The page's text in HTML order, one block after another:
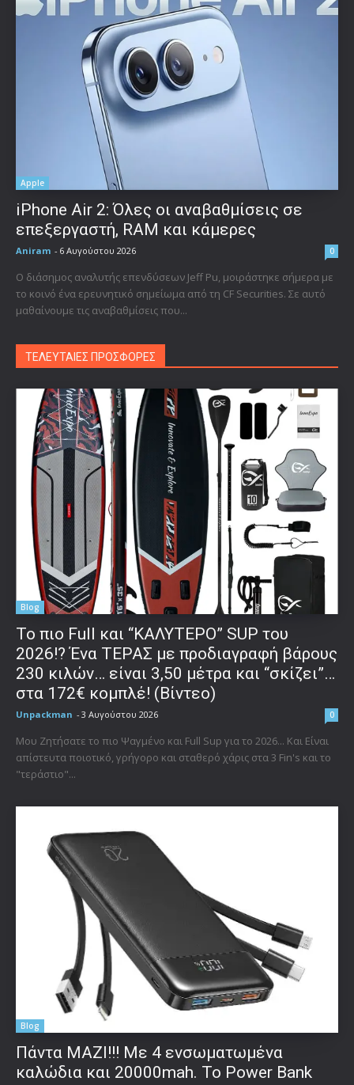
Apple
iPhone Air 2: Όλες οι αναβαθμίσεις σε
επεξεργαστή, RAM και κάμερες
Aniram - 6 Αυγούστου 2026 0
Ο διάσημος αναλυτής επενδύσεων Jeff Pu, μοιράστηκε σήμερα με
το κοινό ένα ερευνητικό σημείωμα από τη CF Securities. Σε αυτό
μαθαίνουμε τις αναβαθμίσεις που...
ΤΕΛΕΥΤΑΙΕΣ ΠΡΟΣΦΟΡΕΣ
Blog
To πιο Full και “ΚΑΛΥΤΕΡΟ” SUP του
2026!? Ένα ΤΕΡΑΣ με προδιαγραφή βάρους
230 κιλών… είναι 3,50 μέτρα και “σκίζει”…
στα 172€ κομπλέ! (Βίντεο)
Unpackman - 3 Αυγούστου 2026 0
Μου Ζητήσατε το πιο Ψαγμένο και Full Sup για το 2026... Και Είναι
απίστευτα ποιοτικό, γρήγορο και σταθερό χάρις στα 3 Fin's και το
"τεράστιο"...
Blog
Πάντα ΜΑΖΙ!!! Με 4 ενσωματωμένα
καλώδια και 20000mah. Το Power Bank